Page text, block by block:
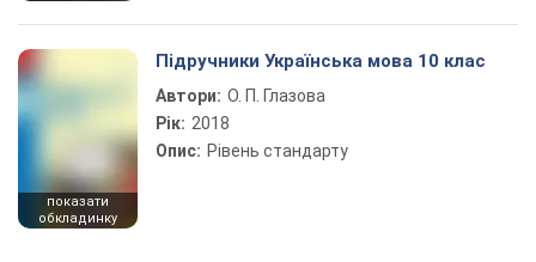
показати
обкладинку
Підручники Українська мова 10 клас
Автори: О. П. Глазова
Рік: 2018
Опис: Рівень стандарту